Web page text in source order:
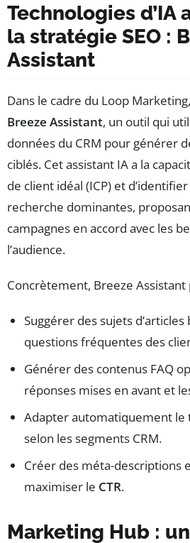
Technologies d’IA
la stratégie SEO :
Assistant
Dans le cadre du Loop
Breeze Assistant, un outil qui
données du CRM pour générer
ciblés. Cet assistant IA a la
de client idéal (ICP) et
recherche dominantes,
campagnes en accord avec les
l’audience.
Concrètement, Breeze Assistant
Suggérer des sujets d’articles
questions fréquentes des
Générer des contenus FAQ
réponses mises en avant et
Adapter automatiquement le
selon les segments CRM.
Créer des méta-descriptions
maximiser le CTR.
Marketing Hub :